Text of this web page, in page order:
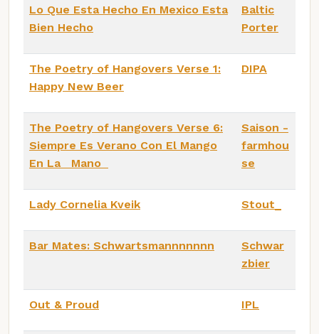
Lo Que Esta Hecho En Mexico Esta
Bien Hecho
Baltic
Porter
The Poetry of Hangovers Verse 1:
Happy New Beer
DIPA
The Poetry of Hangovers Verse 6:
Siempre Es Verano Con El Mango
En La Mano
Saison -
farmhou
se
Lady Cornelia Kveik Stout_
Bar Mates: Schwartsmannnnnnn
Schwar
zbier
Out & Proud IPL